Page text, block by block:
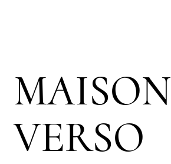
MAISON
VERSO